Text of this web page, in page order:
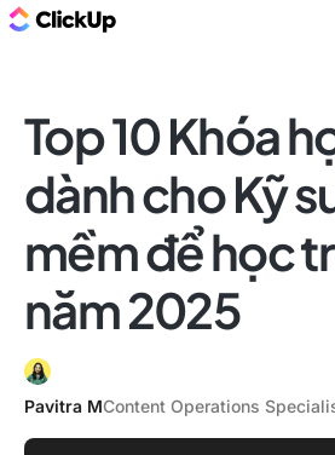
Top 10 Khóa
dành cho Kỹ
mềm để học
năm 2025
Pavitra MContent Operations